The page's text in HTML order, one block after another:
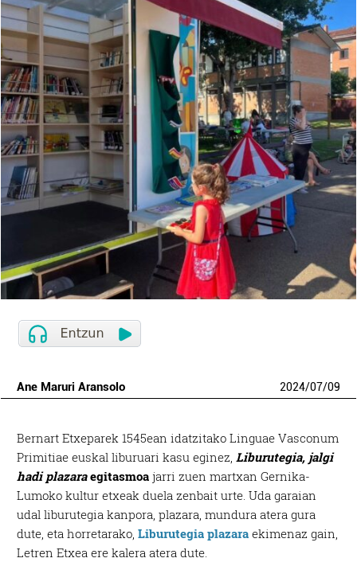
Ane Maruri Aransolo 2024/07/09
Bernart Etxeparek 1545ean idatzitako Linguae Vasconum
Primitiae euskal liburuari kasu eginez, Liburutegia, jalgi
hadi plazaraegitasmoa jarri zuen martxan Gernika-
Lumoko kultur etxeak duela zenbait urte. Uda garaian
udal liburutegia kanpora, plazara, mundura atera gura
dute, eta horretarako, Liburutegia plazara ekimenaz gain,
Letren Etxea ere kalera atera dute.